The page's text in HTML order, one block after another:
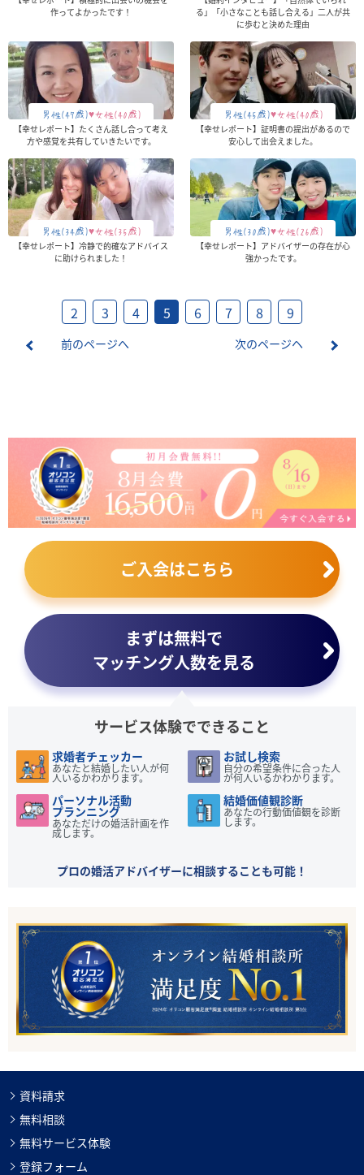
作ってよかったです！
る」「小さなことも話し合える」二人が共
に歩むと決めた理由
男性(47歳)♥女性(40歳)
【幸せレポート】たくさん話し合って考え
方や感覚を共有していきたいです。
男性(45歳)♥女性(40歳)
【幸せレポート】証明書の提出があるので
安心して出会えました。
男性(34歳)♥女性(35歳)
【幸せレポート】冷静で的確なアドバイス
に助けられました！
男性(30歳)♥女性(26歳)
【幸せレポート】アドバイザーの存在が心
強かったです。
前のページへ
2 3 4 5 6 7 8 9
次のページヘ
まずは無料で
マッチング人数を見る
ご入会はこちら
サービス体験でできること
求婚者チェッカー
あなたと結婚したい人が何
人いるかわかります。
お試し検索
自分の希望条件に合った人
が何人いるかわかります。
パーソナル活動
プランニング
あなただけの婚活計画を作
成します。
結婚価値観診断
あなたの行動価値観を診断
します。
プロの婚活アドバイザーに相談することも可能！
資料請求
無料相談
無料サービス体験
登録フォーム